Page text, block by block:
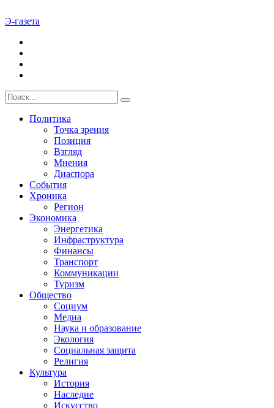
Э-газета
Политика
Точка зрения
Позиция
Взгляд
Мнения
Диаспора
События
Хроника
Регион
Экономика
Энергетика
Инфраструктура
Финансы
Транспорт
Коммуникации
Туризм
Общество
Социум
Медиа
Наука и образование
Экология
Социальная защита
Религия
Культура
История
Наследие
Искусство